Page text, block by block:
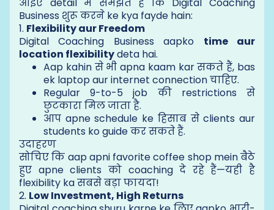
Business शुरू करने ke kya fayde hain:
1. Flexibility aur Freedom
Digital Coaching Business aapko time aur
location flexibilitydeta hai.
Aap kahin से भी apna kaam kar सकते हैं, bas
ek laptop aur internet connection चाहिए.
Regular 9-to-5 job की restrictions से
छुटकारा मिल जाता है.
आप apne schedule ke हिसाब से clients aur
students ko guide कर सकते हैं.
उदाहरण
सोचिए कि aap apni favorite coffee shop mein बैठे
हुए apne clients को coaching दे रहे हैं—यही है
flexibility ka सबसे बड़ा फायदा!
2. Low Investment, High Returns